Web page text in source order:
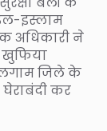
इस्लाम
अधिकारी ने
खुफिया
जिले के
कर